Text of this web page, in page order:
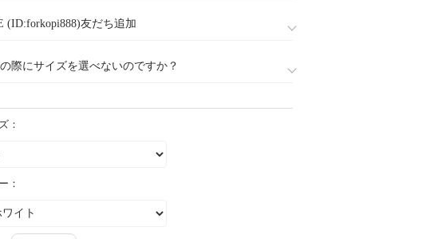
(ID:forkopi888)友だち追加
際にサイズを選べないのですか？
：
：